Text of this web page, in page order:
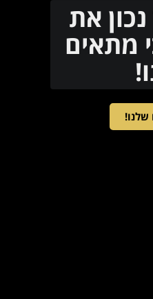
את
מתאים
שלנו!